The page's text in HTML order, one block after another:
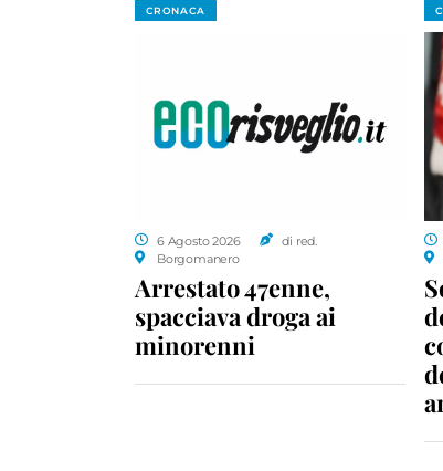
CRONACA
6 Agosto 2026
di red.
Borgomanero
Arrestato 47enne,
spacciava droga ai
minorenni